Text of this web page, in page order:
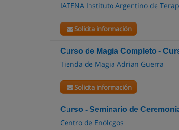
IATENA Instituto Argentino de
Solicita información
Curso de Magia Completo -
Tienda de Magia Adrian Guerra
Solicita información
Curso - Seminario de
Centro de Enólogos